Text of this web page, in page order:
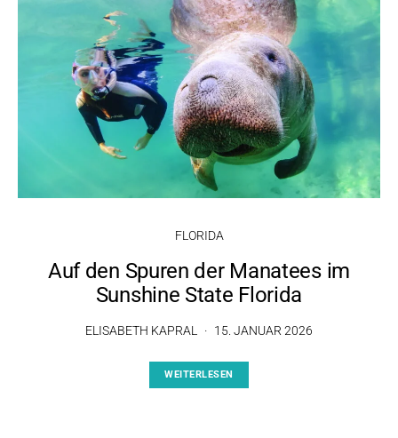
FLORIDA
Auf den Spuren der Manatees im
Sunshine State Florida
ELISABETH KAPRAL 15. JANUAR 2026
WEITERLESEN